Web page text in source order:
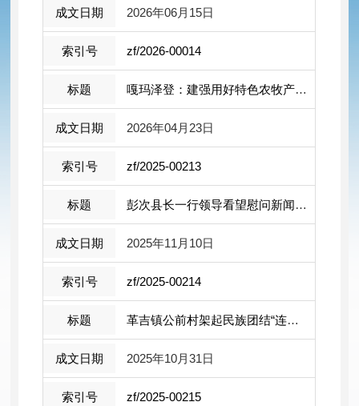
2026年06月15日
zf/2026-00014
嘎玛泽登：建强用好特色农牧产品展销平 ...
2026年04月23日
zf/2025-00213
彭次县长一行领导看望慰问新闻工作者— ...
2025年11月10日
zf/2025-00214
革吉镇公前村架起民族团结“连心桥”焕 ...
2025年10月31日
zf/2025-00215